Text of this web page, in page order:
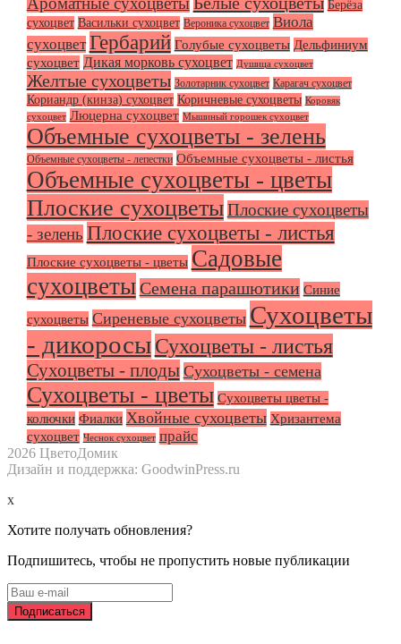
Берёза
сухоцвет Васильки сухоцвет Вероника сухоцвет Виола
сухоцвет Гербарий Голубые сухоцветы Дельфиниум
сухоцвет Дикая морковь сухоцвет Душица сухоцвет
Желтые сухоцветы Золотарник сухоцвет Карагач сухоцвет
Кориандр (кинза) сухоцвет Коричневые сухоцветы Коровяк
сухоцвет Люцерна сухоцвет Мышиный горошек сухоцвет
Объемные сухоцветы - зелень
Объемные сухоцветы - лепестки Объемные сухоцветы - листья
Объемные сухоцветы - цветы
Плоские сухоцветы Плоские сухоцветы
- зелень Плоские сухоцветы - листья
Плоские сухоцветы - цветы Садовые
сухоцветы Семена парашютики Синие
сухоцветы Сиреневые сухоцветы Сухоцветы
- дикоросы Сухоцветы - листья
Сухоцветы - плоды Сухоцветы - семена
Сухоцветы - цветы Сухоцветы цветы -
колючки Фиалки Хвойные сухоцветы Хризантема
сухоцвет Чеснок сухоцвет прайс
2026 ЦветоДомик
Дизайн и поддержка: GoodwinPress.ru
x
Хотите получать обновления?
Подпишитесь, чтобы не пропустить новые публикации